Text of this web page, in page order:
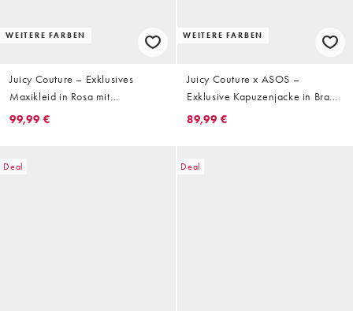
WEITERE FARBEN
Juicy Couture – Exklusives
Maxikleid in Rosa mit
Leopardenmuster, Seitenschlitz
99,99 €
WEITERE FARBEN
Juicy Couture x ASOS –
Exklusive Kapuzenjacke in Braun
mit natürlichem
89,99 €
Deal Deal